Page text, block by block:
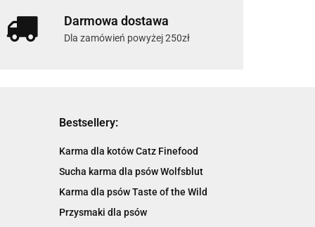
Darmowa dostawa
Dla zamówień powyżej 250zł
Bestsellery:
Karma dla kotów Catz Finefood
Sucha karma dla psów Wolfsblut
Karma dla psów Taste of the Wild
Przysmaki dla psów